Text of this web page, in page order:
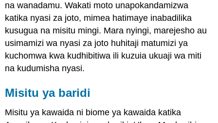
na wanadamu. Wakati moto unapokandamizwa
katika nyasi za joto, mimea hatimaye inabadilika
kusugua na misitu mingi. Mara nyingi, marejesho au
usimamizi wa nyasi za joto huhitaji matumizi ya
kuchomwa kwa kudhibitiwa ili kuzuia ukuaji wa miti
na kudumisha nyasi.
Misitu ya baridi
Misitu ya kawaida ni biome ya kawaida katika